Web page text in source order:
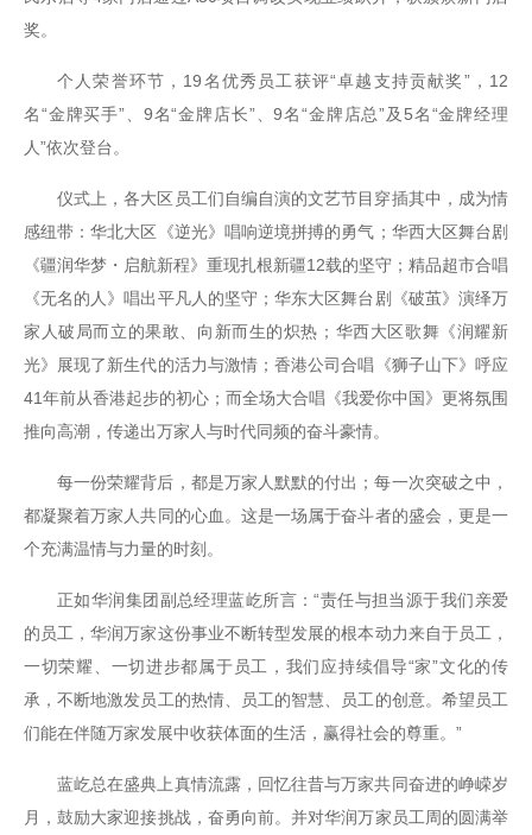
奖。
个人荣誉环节，19名优秀员工获评“卓越支持贡献奖”，12
名“金牌买手”、9名“金牌店长”、9名“金牌店总”及5名“金牌经理
人”依次登台。
仪式上，各大区员工们自编自演的文艺节目穿插其中，成为情
感纽带：华北大区《逆光》唱响逆境拼搏的勇气；华西大区舞台剧
《疆润华梦・启航新程》重现扎根新疆12载的坚守；精品超市合唱
《无名的人》唱出平凡人的坚守；华东大区舞台剧《破茧》演绎万
家人破局而立的果敢、向新而生的炽热；华西大区歌舞《润耀新
光》展现了新生代的活力与激情；香港公司合唱《狮子山下》呼应
41年前从香港起步的初心；而全场大合唱《我爱你中国》更将氛围
推向高潮，传递出万家人与时代同频的奋斗豪情。
每一份荣耀背后，都是万家人默默的付出；每一次突破之中，
都凝聚着万家人共同的心血。这是一场属于奋斗者的盛会，更是一
个充满温情与力量的时刻。
正如华润集团副总经理蓝屹所言：“责任与担当源于我们亲爱
的员工，华润万家这份事业不断转型发展的根本动力来自于员工，
一切荣耀、一切进步都属于员工，我们应持续倡导“家”文化的传
承，不断地激发员工的热情、员工的智慧、员工的创意。希望员工
们能在伴随万家发展中收获体面的生活，赢得社会的尊重。”
蓝屹总在盛典上真情流露，回忆往昔与万家共同奋进的峥嵘岁
月，鼓励大家迎接挑战，奋勇向前。并对华润万家员工周的圆满举